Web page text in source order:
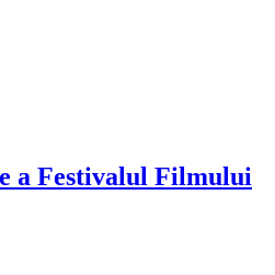
a Festivalul Filmului